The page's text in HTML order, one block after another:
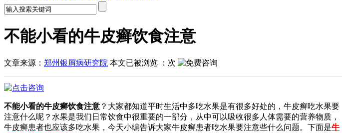
不能小看的牛皮癣饮食注意
文章来源： 郑州银屑病研究院 本文已被浏览 ： 次
不能小看的牛皮癣饮食注意 ？大家都知道平时生活中多吃水果是有很多好处的，牛皮癣吃水果要
注意什么呢？水果是我们日常饮食中很重要的一部分，从中可以吸收很多人体需要的营养物质，
牛皮癣患者也应该多吃水果，今天小编告诉大家牛皮癣患者吃水果要注意些什么问题。下面是牛